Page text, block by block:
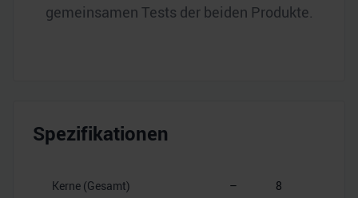
gemeinsamen Tests der beiden Produkte.
Spezifikationen
Kerne (Gesamt) – 8